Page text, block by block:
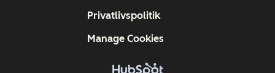
Privatlivspolitik
Manage Cookies